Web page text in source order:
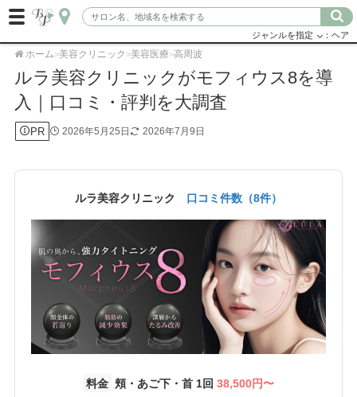
ジャンルを指定 ：ヘア
ホーム>美容クリニック >美容医療>高周波
ルラ美容クリニックがモフィウス8を導
入｜口コミ・評判を大調査
PR 2026年5月25日 2026年7月9日
ルラ美容クリニック 口コミ件数（8件）
料金 頬・あご下・首 1回 38,500円〜